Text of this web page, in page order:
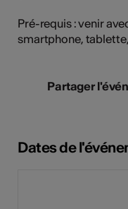
Pré-requis : venir
smartphone,
Partager
Dates de